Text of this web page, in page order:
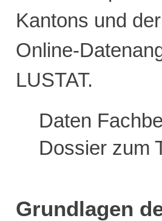
Kantons und
Online-
LUSTAT.
Daten
Dossier zum
Grundlagen